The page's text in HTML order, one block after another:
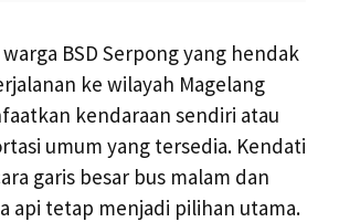
BSD Serpong yang hendak
ke wilayah Magelang
kendaraan sendiri atau
umum yang tersedia. Kendati
garis besar bus malam dan
api tetap menjadi pilihan utama.